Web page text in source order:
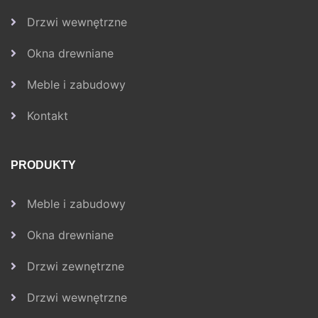
Drzwi wewnętrzne
Okna drewniane
Meble i zabudowy
Kontakt
PRODUKTY
Meble i zabudowy
Okna drewniane
Drzwi zewnętrzne
Drzwi wewnętrzne